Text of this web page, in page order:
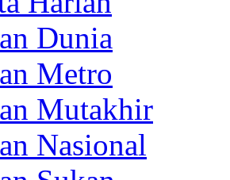
Dunia
Metro
Mutakhir
Nasional